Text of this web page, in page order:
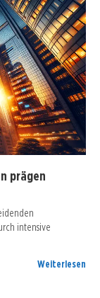
prägen
intensive
Weiterlesen